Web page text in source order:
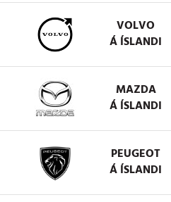
VOLVO
Á ÍSLANDI
MAZDA
Á ÍSLANDI
PEUGEOT
Á ÍSLANDI